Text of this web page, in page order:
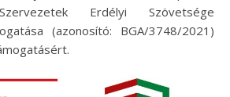
Erdélyi Szövetsége
(azonosító: BGA/3748/2021)